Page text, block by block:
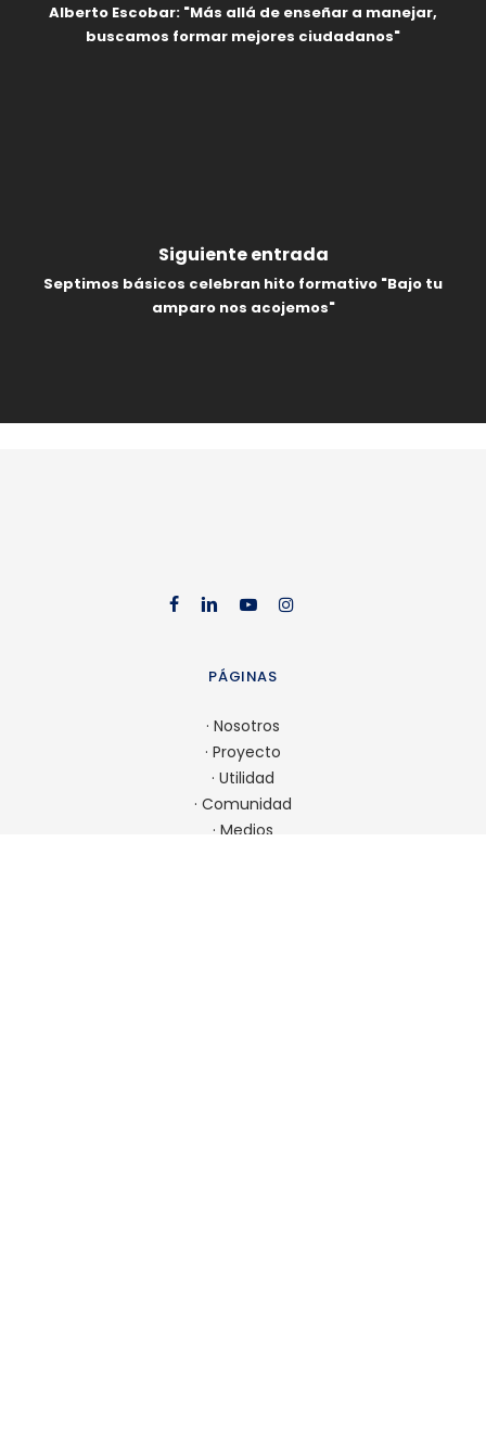
Alberto Escobar: "Más allá de enseñar a manejar,
buscamos formar mejores ciudadanos"
Siguiente entrada
Septimos básicos celebran hito formativo "Bajo tu
amparo nos acojemos"
facebook
linkedin
youtube
PÁGINAS
· Nosotros
· Proyecto
· Utilidad
· Comunidad
· Medios